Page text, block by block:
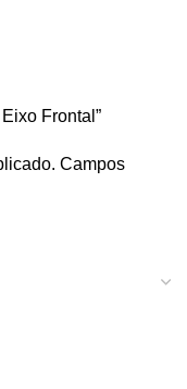
Frontal”
Campos